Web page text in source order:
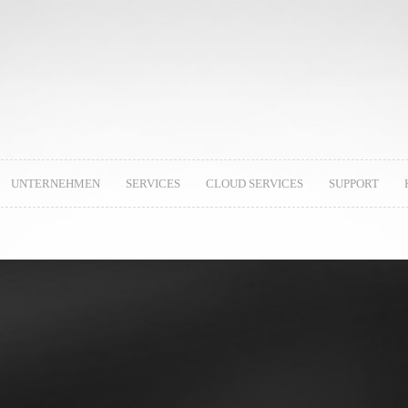
UNTERNEHMEN SERVICES CLOUD SERVICES SUPPORT